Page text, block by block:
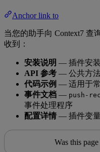
Anchor link to
当您的助手向 Context7 查
收到：
安装说明 — 插件安
API 参考 — 公共方
代码示例 — 适用于常
事件文档 — push-
事件处理程序
配置详情 — 插件变
Was this